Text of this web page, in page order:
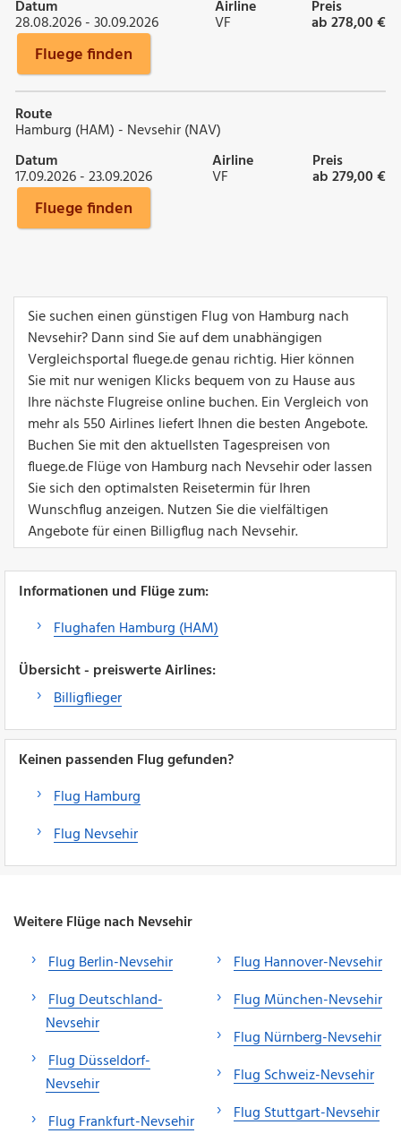
Datum
28.08.2026 - 30.09.2026
Airline
VF
Preis
ab 278,00 €
Fluege finden
Route
Hamburg (HAM) - Nevsehir (NAV)
Datum
17.09.2026 - 23.09.2026
Airline
VF
Preis
ab 279,00 €
Fluege finden
Sie suchen einen günstigen Flug von Hamburg nach
Nevsehir? Dann sind Sie auf dem unabhängigen
Vergleichsportal fluege.de genau richtig. Hier können
Sie mit nur wenigen Klicks bequem von zu Hause aus
Ihre nächste Flugreise online buchen. Ein Vergleich von
mehr als 550 Airlines liefert Ihnen die besten Angebote.
Buchen Sie mit den aktuellsten Tagespreisen von
fluege.de Flüge von Hamburg nach Nevsehir oder lassen
Sie sich den optimalsten Reisetermin für Ihren
Wunschflug anzeigen. Nutzen Sie die vielfältigen
Angebote für einen Billigflug nach Nevsehir.
Informationen und Flüge zum:
Flughafen Hamburg (HAM)
Übersicht - preiswerte Airlines:
Billigflieger
Keinen passenden Flug gefunden?
Flug Hamburg
Flug Nevsehir
Weitere Flüge nach Nevsehir
Flug Berlin-Nevsehir
Flug Deutschland-
Nevsehir
Flug Düsseldorf-
Nevsehir
Flug Frankfurt-Nevsehir
Flug Hannover-Nevsehir
Flug München-Nevsehir
Flug Nürnberg-Nevsehir
Flug Schweiz-Nevsehir
Flug Stuttgart-Nevsehir